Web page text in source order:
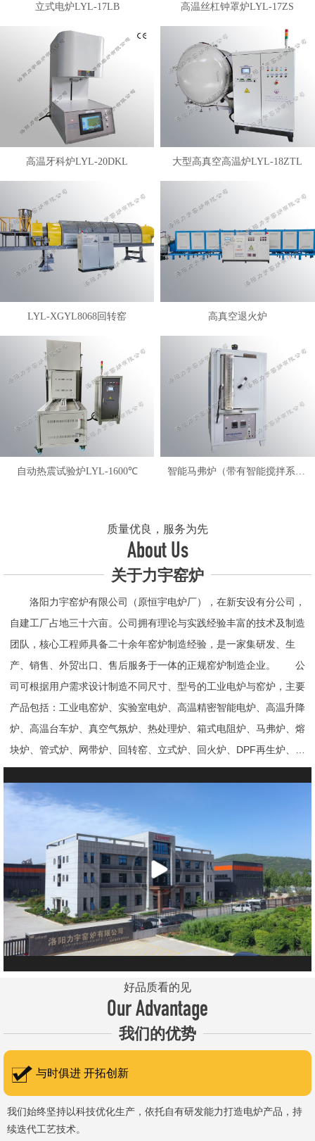
立式电炉LYL-17LB 高温丝杠钟罩炉LYL-17ZS
高温牙科炉LYL-20DKL 大型高真空高温炉LYL-18ZTL
LYL-XGYL8068回转窑 高真空退火炉
自动热震试验炉LYL-1600℃
质量优良，服务为先
About Us
关于力宇窑炉
洛阳力宇窑炉有限公司（原恒宇电炉厂），在新安设有分公司，
自建工厂占地三十六亩。公司拥有理论与实践经验丰富的技术及制造
团队，核心工程师具备二十余年窑炉制造经验，是一家集研发、生
产、销售、外贸出口、售后服务于一体的正规窑炉制造企业。 公
司可根据用户需求设计制造不同尺寸、型号的工业电炉与窑炉，主要
产品包括：工业电窑炉、实验室电炉、高温精密智能电炉、高温升降
炉、高温台车炉、真空气氛炉、热处理炉、箱式电阻炉、马弗炉、熔
块炉、管式炉、网带炉、回转窑、立式炉、回火炉、DPF再生炉、试
验电炉、钟罩炉、退火炉、烧结炉、热震炉、高真空炉、重烧炉、牙
科烤瓷炉、真空CVD管式炉、高温节能电炉、气氛炉、井式电炉、
熔炼炉、推板窑炉、辊道窑炉、烘箱、真空干燥箱、工业烘箱、发热
元件、高温窑具等。 历经二十余年市场积累，公司产品质量稳
定、性能可靠，应用场景覆盖高校、科研院所、工矿企业等领域，服
务于粉末、冶金、电子、煤炭、医药、陶瓷、玻璃、铝业、汽车、特
种新材料、耐火材料、新能源、航天航空、化工、金属烧结及金属热
处理等行业，产品覆盖国内多省市，并出口至海外多个国家和地
区。 近年来，公司通过理念更新、体制机制优化与科技创新，于
稳步增长，国内市场份额稳步提升，并获得质量诚信AAA 级企业荣
誉证书。 在产品技术方面，公司坚持精益求精、持续创新，自主
研发LYL系列节能精密型智能化电炉、窑炉产品，多项产品通过相关
权威认证。产品具备升温快、节能效果显著、温控精准、智能自动化
程度高、运行稳定、保温性能优良、全程电脑控制、可编程自动升降
盟CE认证。 公司凭借技术积累与产品优势，获得多项官方资质
认定：高新 技术企业、科技型中小企业、洛阳市企业研发中心（证
好品质看的见
Our Advantage
我们的优势
与时俱进 开拓创新
我们始终坚持以科技优化生产，依托自有研发能力打造电炉产品，持
续迭代工艺技术。